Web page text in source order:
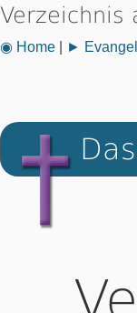
Verzeichnis
◉ Home| ►